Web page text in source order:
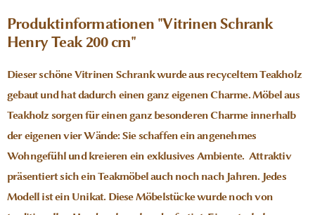
Produktinformationen "Vitrinen Schrank
Henry Teak 200 cm"
Dieser schöne Vitrinen Schrank wurde aus recyceltem Teakholz
gebaut und hat dadurch einen ganz eigenen Charme. Möbel aus
Teakholz sorgen für einen ganz besonderen Charme innerhalb
der eigenen vier Wände: Sie schaffen ein angenehmes
Wohngefühl und kreieren ein exklusives Ambiente. Attraktiv
präsentiert sich ein Teakmöbel auch noch nach Jahren. Jedes
Modell ist ein Unikat. Diese Möbelstücke wurde noch von